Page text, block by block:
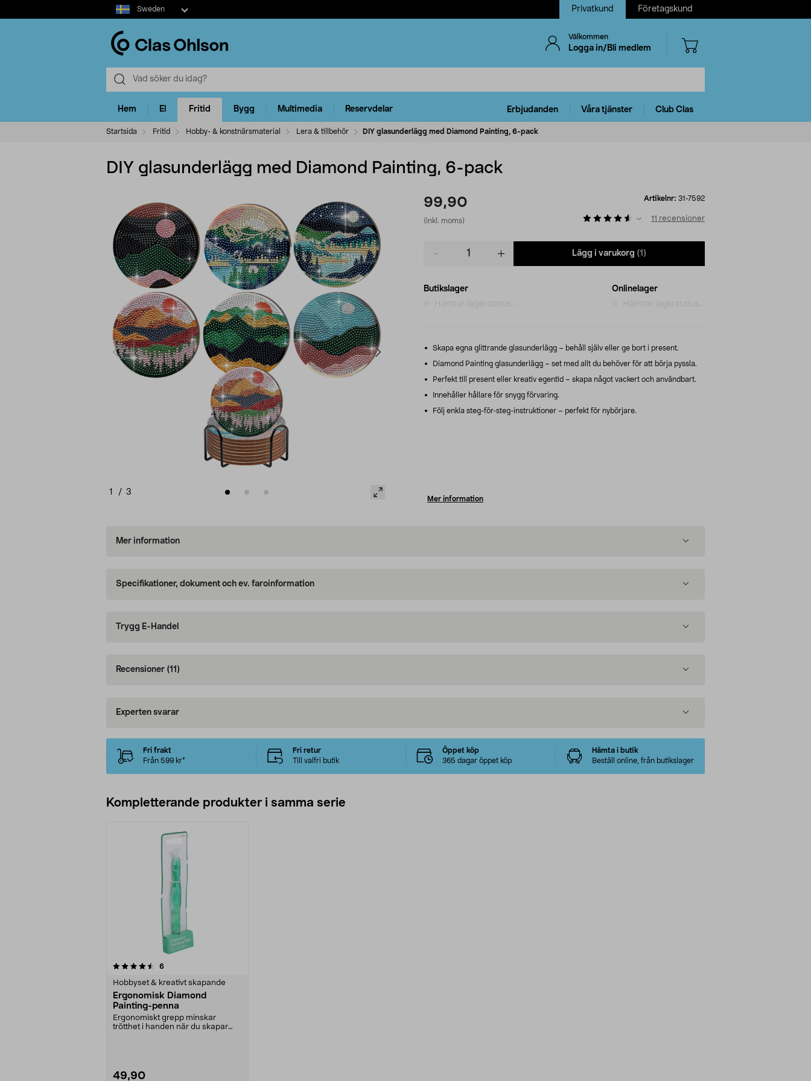
Select
market
Sweden Privatkund Företagskund
Välkommen
Logga in/Bli medlem
Hem El Fritid Bygg Multimedia Reservdelar Erbjudanden Våra tjänster Club Clas
Startsida Fritid Hobby- & konstnärsmaterial Lera & tillbehör DIY glasunderlägg med Diamond Painting, 6-pack
DIY glasunderlägg med Diamond Painting, 6-pack
1 / 3
99,90
(inkl. moms)
Artikelnr: 31-7592
11 recensioner
Lägg i varukorg (1)
Butikslager
Onlinelager
Skapa egna glittrande glasunderlägg – behåll själv eller ge bort i present.
Diamond Painting glasunderlägg – set med allt du behöver för att börja pyssla.
Perfekt till present eller kreativ egentid – skapa något vackert och användbart.
Innehåller hållare för snygg förvaring.
Följ enkla steg-för-steg-instruktioner – perfekt för nybörjare.
Mer information
Mer information
Specifikationer, dokument och ev. faroinformation
Trygg E-Handel
Recensioner (11)
Experten svarar
Fri frakt
Från 599 kr*
Fri retur
Till valfri butik
Öppet köp
365 dagar öppet köp
Hämta i butik
Beställ online, från butikslager
Kompletterande produkter i samma serie
6recensioner
Hobbyset & kreativt skapande
Ergonomisk Diamond
Painting-penna
Ergonomiskt grepp minskar
trötthet i handen när du skapar
49,90